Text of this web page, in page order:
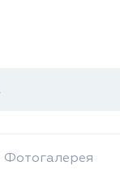
Фотогалерея